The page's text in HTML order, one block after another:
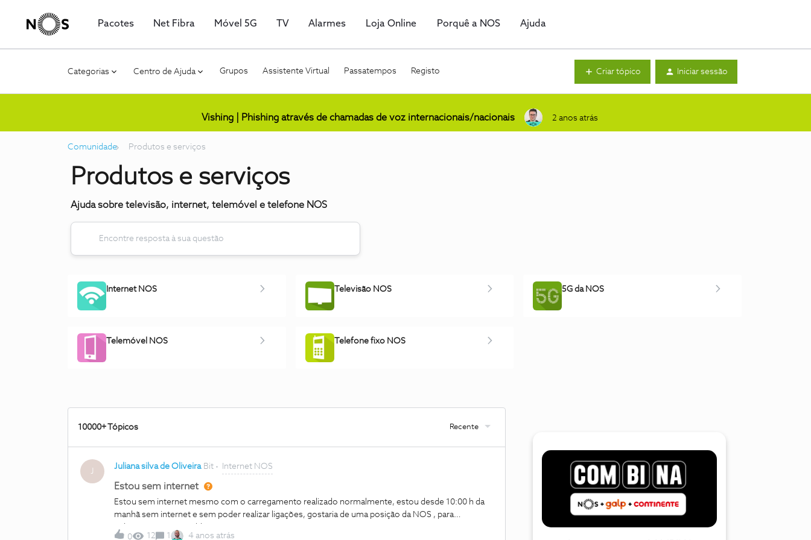
Pacotes Net Fibra Móvel 5G TV Alarmes Loja Online Porquê a NOS Ajuda
Categorias Centro de Ajuda Grupos Assistente Virtual Passatempos Registo Criar tópico Iniciar sessão
Vishing | Phishing através de chamadas de voz internacionais/nacionais 2 anos atrás
Comunidade Produtos e serviços
Produtos e serviços
Ajuda sobre televisão, internet, telemóvel e telefone NOS
Internet NOS Televisão NOS 5G da NOS
Telemóvel NOS Telefone fixo NOS
10000+ Tópicos Recente
J
Juliana silva de Oliveira Bit Internet NOS
Estou sem internet
Estou sem internet mesmo com o carregamento realizado normalmente, estou desde 10:00 h da
manhã sem internet e sem poder realizar ligações, gostaria de uma posição da NOS , para
solucionar o meu problema
0
12 1 4 anos atrás